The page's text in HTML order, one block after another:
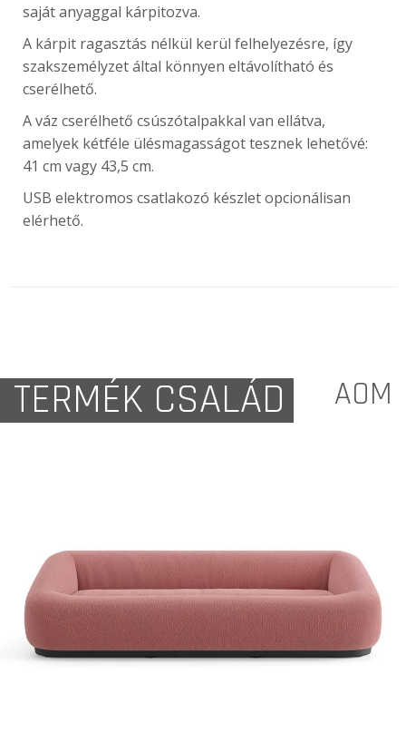
saját anyaggal kárpitozva.
A kárpit ragasztás nélkül kerül felhelyezésre, így
szakszemélyzet által könnyen eltávolítható és
cserélhető.
A váz cserélhető csúszótalpakkal van ellátva,
amelyek kétféle ülésmagasságot tesznek lehetővé:
41 cm vagy 43,5 cm.
USB elektromos csatlakozó készlet opcionálisan
elérhető.
TERMÉK CSALÁD AOM